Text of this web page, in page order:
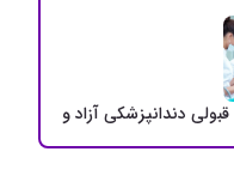
دندانپزشکی آزاد و دولتی +